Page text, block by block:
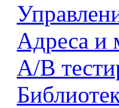
Адреса и
А/В